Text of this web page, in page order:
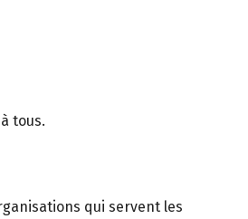
tous.
qui servent les